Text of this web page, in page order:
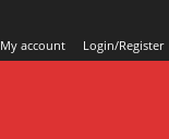
My account Login/Register